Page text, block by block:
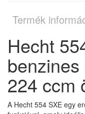
Termék
Hecht
224 ccm
A Hecht 554 SXE egy